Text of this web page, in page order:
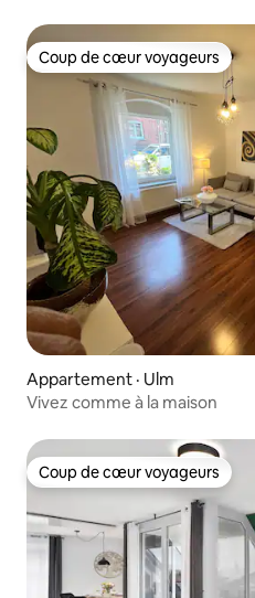
Coup de cœur voyageurs
Coup de cœur voyageurs
Appartement · Ulm
Vivez comme à la maison
Coup de cœur voyageurs
Coup de cœur voyageurs